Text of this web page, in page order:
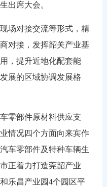
生出席大会。
场对接交流等形式，精
对接，发挥韶关产业基
，提升近地化配套能
展的区域协调发展格
零部件原材料供应支
情况四个方面向来宾作
车零部件及特种车辆生
正着力打造莞韶产业
乐昌产业园4个园区平